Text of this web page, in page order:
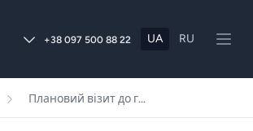
+38 097 500 88 22 UA RU
Плановий візит до гінеколога